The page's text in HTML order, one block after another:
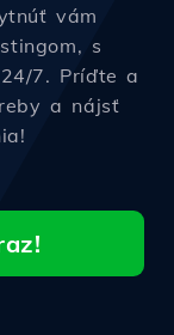
vám
s
7. Príďte a
a nájsť